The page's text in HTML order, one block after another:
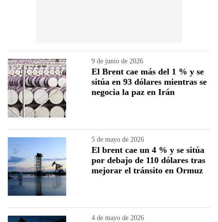
9 de junio de 2026
El Brent cae más del 1 % y se
sitúa en 93 dólares mientras se
negocia la paz en Irán
5 de mayo de 2026
El brent cae un 4 % y se sitúa
por debajo de 110 dólares tras
mejorar el tránsito en Ormuz
4 de mayo de 2026